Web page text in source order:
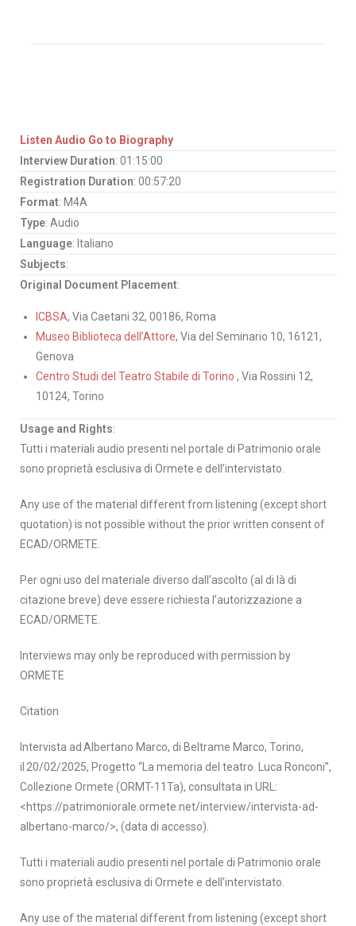
Listen Audio Go to Biography
Interview Duration: 01:15:00
Registration Duration: 00:57:20
Format: M4A
Type: Audio
Language: Italiano
Subjects:
Original Document Placement:
ICBSA, Via Caetani 32, 00186, Roma
Museo Biblioteca dell’Attore, Via del Seminario 10, 16121,
Genova
Centro Studi del Teatro Stabile di Torino , Via Rossini 12,
10124, Torino
Usage and Rights:
Tutti i materiali audio presenti nel portale di Patrimonio orale
sono proprietà esclusiva di Ormete e dell’intervistato.
Any use of the material different from listening (except short
quotation) is not possible without the prior written consent of
ECAD/ORMETE.
Per ogni uso del materiale diverso dall’ascolto (al di là di
citazione breve) deve essere richiesta l’autorizzazione a
ECAD/ORMETE.
Interviews may only be reproduced with permission by
ORMETE
Citation
Intervista ad Albertano Marco, di Beltrame Marco, Torino,
il 20/02/2025, Progetto “La memoria del teatro. Luca Ronconi”,
Collezione Ormete (ORMT-11Ta), consultata in URL:
<https://patrimoniorale.ormete.net/interview/intervista-ad-
albertano-marco/>, (data di accesso).
Tutti i materiali audio presenti nel portale di Patrimonio orale
sono proprietà esclusiva di Ormete e dell’intervistato.
Any use of the material different from listening (except short